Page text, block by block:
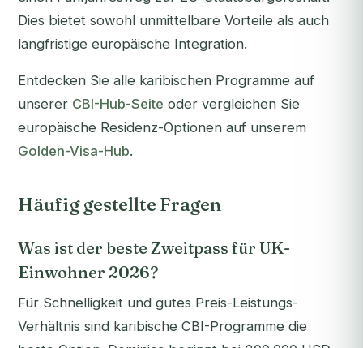
Dies bietet sowohl unmittelbare Vorteile als auch
langfristige europäische Integration.
Entdecken Sie alle karibischen Programme auf
unserer CBI-Hub-Seite oder vergleichen Sie
europäische Residenz-Optionen auf unserem
Golden-Visa-Hub.
Häufig gestellte Fragen
Was ist der beste Zweitpass für UK-
Einwohner 2026?
Für Schnelligkeit und gutes Preis-Leistungs-
Verhältnis sind karibische CBI-Programme die